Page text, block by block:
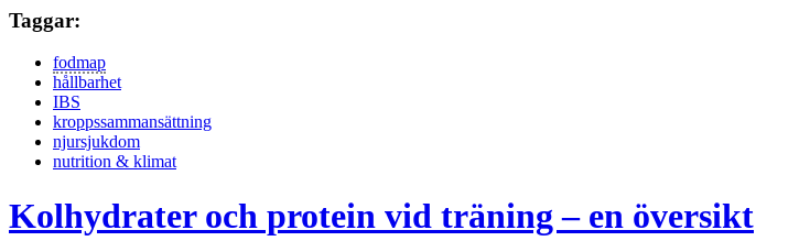
Taggar:
fodmap
hållbarhet
IBS
kroppssammansättning
njursjukdom
nutrition & klimat
Kolhydrater och protein vid träning – en översikt